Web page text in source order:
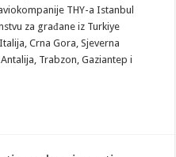
THY-a Istanbul
za građane iz Turkiye
Crna Gora, Sjeverna
Trabzon, Gaziantep i